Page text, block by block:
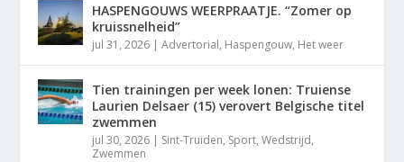
HASPENGOUWS WEERPRAATJE. “Zomer op
kruissnelheid”
jul 31, 2026 |Advertorial, Haspengouw, Het weer
Tien trainingen per week lonen: Truiense
Laurien Delsaer (15) verovert Belgische titel
zwemmen
jul 30, 2026 | Sint-Truiden, Sport,Wedstrijd,
Zwemmen